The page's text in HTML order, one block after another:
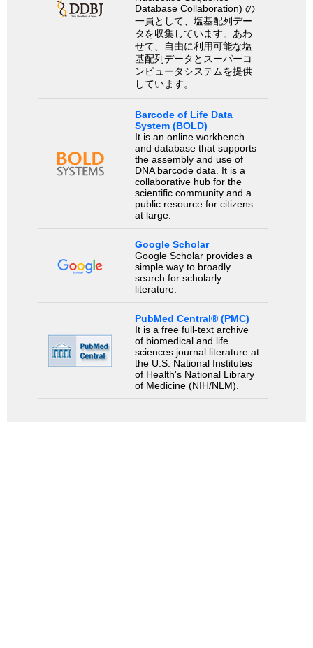
Database Collaboration) の
一員として、塩基配列デー
タを収集しています。あわ
せて、自由に利用可能な塩
基配列データとスーパーコ
ンピュータシステムを提供
しています。
Barcode of Life Data
System (BOLD)
It is an online workbench
and database that supports
the assembly and use of
DNA barcode data. It is a
collaborative hub for the
scientific community and a
public resource for citizens
at large.
Google Scholar
Google Scholar provides a
simple way to broadly
search for scholarly
literature.
PubMed Central® (PMC)
It is a free full-text archive
of biomedical and life
sciences journal literature at
the U.S. National Institutes
of Health's National Library
of Medicine (NIH/NLM).